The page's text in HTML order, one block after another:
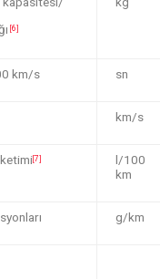
[6]
km/s sn
km/s
[7]
l/100
km
g/km